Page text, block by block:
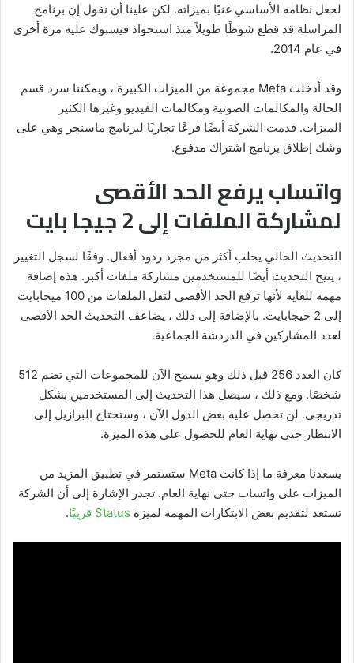
لجعل نظامه الأساسي غنيًا بميزاته. لكن علينا أن نقول إن برنامج
المراسلة قد قطع شوطًا طويلاً منذ استحواذ فيسبوك عليه مرة أخرى
في عام 2014.
وقد أدخلت Meta مجموعة من الميزات الكبيرة ، ويمكننا سرد قسم
الحالة والمكالمات الصوتية ومكالمات الفيديو وغيرها الكثير
الميزات. قدمت الشركة أيضًا فرعًا تجاريًا لبرنامج ماسنجر وهي على
وشك إطلاق برنامج اشتراك مدفوع.
واتساب يرفع الحد الأقصى
لمشاركة الملفات إلى 2 جيجا بايت
التحديث الحالي يجلب أكثر من مجرد ردود أفعال. وفقًا لسجل التغيير
، يتيح التحديث أيضًا للمستخدمين مشاركة ملفات أكبر. هذه إضافة
مهمة للغاية لأنها ترفع الحد الأقصى لنقل الملفات من 100 ميجابايت
إلى 2 جيجابايت. بالإضافة إلى ذلك ، يضاعف التحديث الحد الأقصى
لعدد المشاركين في الدردشة الجماعية.
كان العدد 256 قبل ذلك وهو يسمح الآن للمجموعات التي تضم 512
شخصًا. ومع ذلك ، سيصل هذا التحديث إلى المستخدمين بشكل
تدريجي. لن تحصل عليه بعض الدول الآن ، وستحتاج البرازيل إلى
الانتظار حتى نهاية العام للحصول على هذه الميزة.
يسعدنا معرفة ما إذا كانت Meta ستستمر في تطبيق المزيد من
الميزات على واتساب حتى نهاية العام. تجدر الإشارة إلى أن الشركة
تستعد لتقديم بعض الابتكارات المهمة لميزة Status قريبًا .